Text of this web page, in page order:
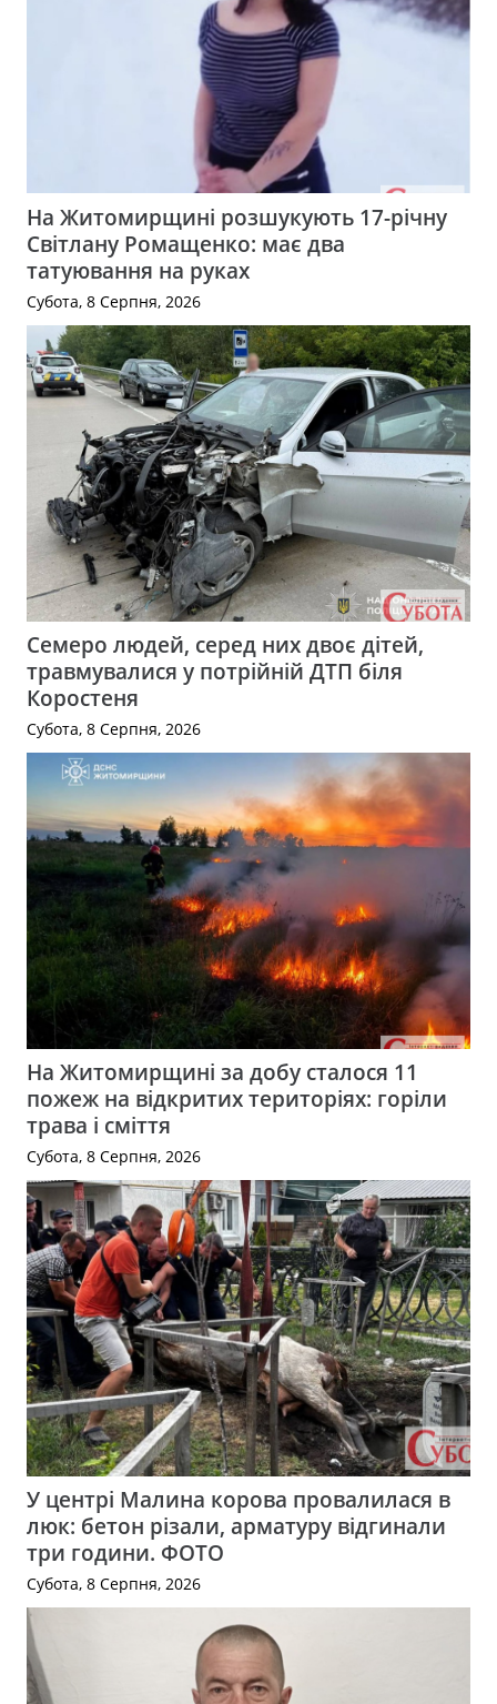
На Житомирщині розшукують 17-річну
Світлану Ромащенко: має два
татуювання на руках
Субота, 8 Серпня, 2026
Семеро людей, серед них двоє дітей,
травмувалися у потрійній ДТП біля
Коростеня
Субота, 8 Серпня, 2026
На Житомирщині за добу сталося 11
пожеж на відкритих територіях: горіли
трава і сміття
Субота, 8 Серпня, 2026
У центрі Малина корова провалилася в
люк: бетон різали, арматуру відгинали
три години. ФОТО
Субота, 8 Серпня, 2026